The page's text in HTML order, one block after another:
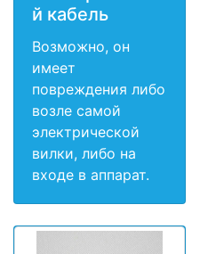
й кабель
Возможно, он
имеет
повреждения либо
возле самой
электрической
вилки, либо на
входе в аппарат.